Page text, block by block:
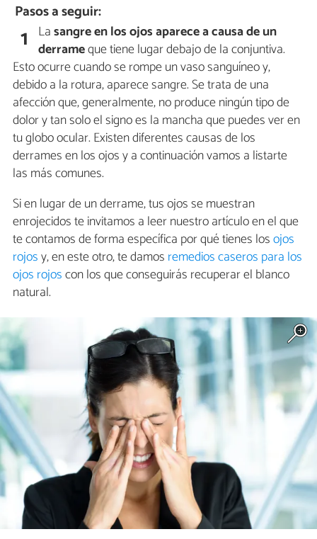
Pasos a seguir:
1 Lasangre en los ojos aparece a causa de un
derrameque tiene lugar debajo de la conjuntiva.
Esto ocurre cuando se rompe un vaso sanguíneo y,
debido a la rotura, aparece sangre. Se trata de una
afección que, generalmente, no produce ningún tipo de
dolor y tan solo el signo es la mancha que puedes ver en
tu globo ocular. Existen diferentes causas de los
derrames en los ojos y a continuación vamos a listarte
las más comunes.
Si en lugar de un derrame, tus ojos se muestran
enrojecidos te invitamos a leer nuestro artículo en el que
te contamos de forma específica por qué tienes losojos
rojosy, en este otro, te damos remedios caseros para los
ojos rojoscon los que conseguirás recuperar el blanco
natural.